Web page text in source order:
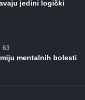
jedini logički
63komentara
mentalnih bolesti